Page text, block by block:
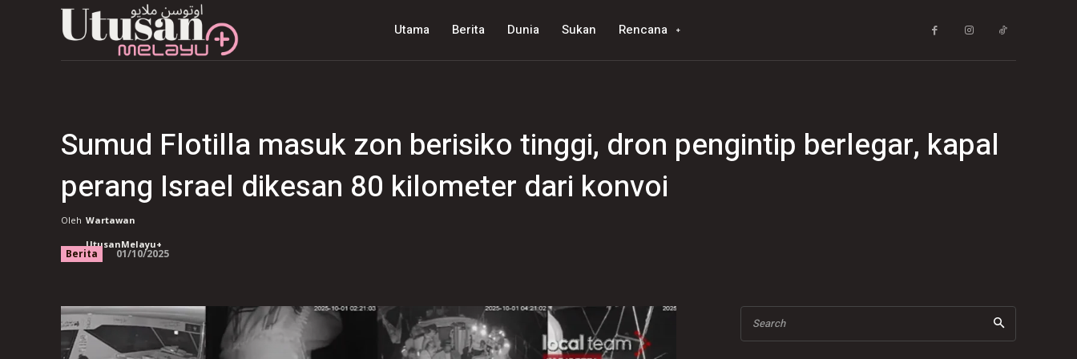
Utama Berita Dunia Sukan Rencana
Sumud Flotilla masuk zon berisiko tinggi, dron pengintip berlegar, kapal
perang Israel dikesan 80 kilometer dari konvoi
Oleh Wartawan
UtusanMelayu+
Berita 01/10/2025
Search